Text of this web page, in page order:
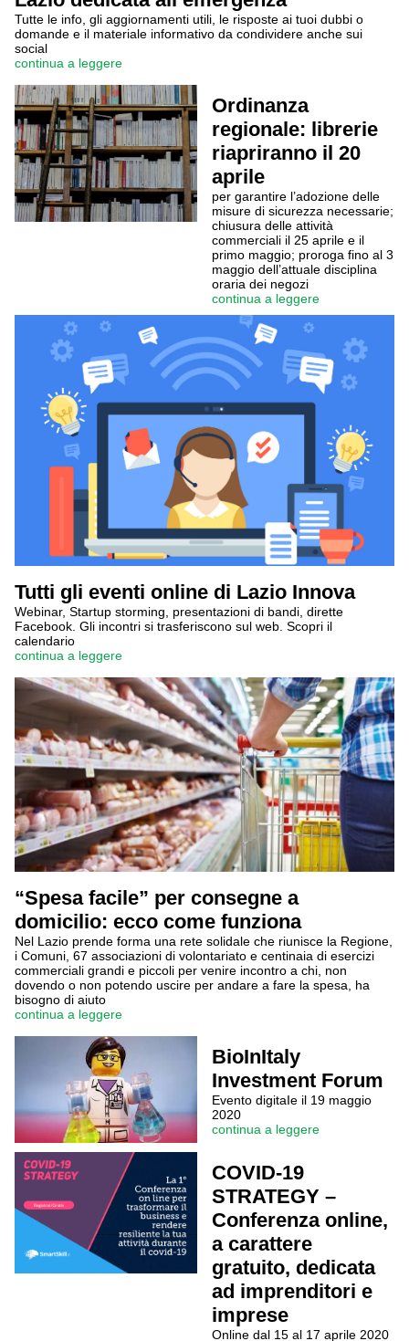
Tutte le info, gli aggiornamenti utili, le risposte ai tuoi dubbi o
domande e il materiale informativo da condividere anche sui
social
continua a leggere
Ordinanza
regionale: librerie
riapriranno il 20
aprile
per garantire l’adozione delle
misure di sicurezza necessarie;
chiusura delle attività
commerciali il 25 aprile e il
primo maggio; proroga fino al 3
maggio dell’attuale disciplina
oraria dei negozi
continua a leggere
Tutti gli eventi online di Lazio Innova
Webinar, Startup storming, presentazioni di bandi, dirette
Facebook. Gli incontri si trasferiscono sul web. Scopri il
calendario
continua a leggere
“Spesa facile” per consegne a
domicilio: ecco come funziona
Nel Lazio prende forma una rete solidale che riunisce la Regione,
i Comuni, 67 associazioni di volontariato e centinaia di esercizi
commerciali grandi e piccoli per venire incontro a chi, non
dovendo o non potendo uscire per andare a fare la spesa, ha
bisogno di aiuto
continua a leggere
BioInItaly
Investment Forum
Evento digitaIe il 19 maggio
2020
continua a leggere
COVID-19
STRATEGY –
Conferenza online,
a carattere
gratuito, dedicata
ad imprenditori e
imprese
Online dal 15 al 17 aprile 2020